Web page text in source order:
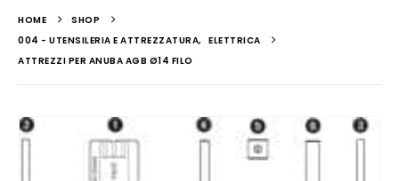
HOME
SHOP
004 - UTENSILERIA E ATTREZZATURA, ELETTRICA
ATTREZZI PER ANUBA AGB Ø14 FILO